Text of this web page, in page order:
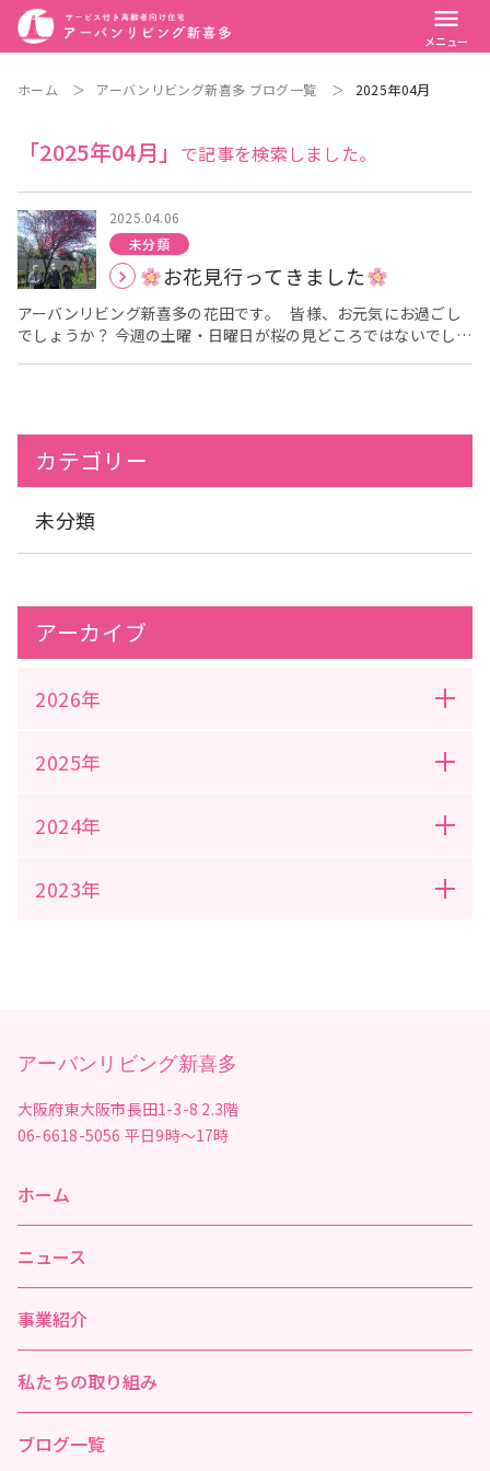
menu
メニュー
ホーム ＞ アーバンリビング新喜多 ブログ一覧 ＞ 2025年04月
「2025年04月」 で記事を検索しました。
2025.04.06
未分類
お花見行ってきました
アーバンリビング新喜多の花田です。 皆様、お元気にお過ごし
でしょうか？ 今週の土曜・日曜日が桜の見どころではないでしょ
も開花して入居者様が観察されていました(^_-)-☆ 今日は、午
後から暑いぐらいの気候でした
散策中にベンチで休んで頂き、
入居者様同士でお話され過ごされていました。 鳥の鳴き声も聞こ
えてきたため、目をつぶられ、耳を澄まされていました(´▽｀*)
皆様、帰宅時には疲れておられましたが、楽しまれたお言葉が沢
カテゴリー
未分類
アーカイブ
2026年
2025年
2024年
2023年
アーバンリビング新喜多
大阪府東大阪市長田1-3-8 2.3階
06-6618-5056 平日9時～17時
ホーム
ニュース
事業紹介
私たちの取り組み
ブログ一覧